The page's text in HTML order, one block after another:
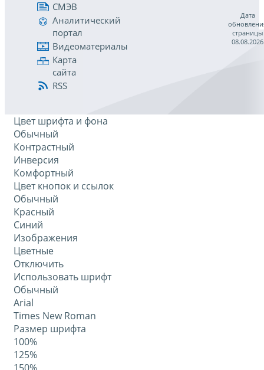
СМЭВ
Аналитический
портал
Видеоматериалы
Карта
сайта
RSS
Дата
страницы
08.08.2026
Цвет шрифта и фона
Обычный
Контрастный
Инверсия
Комфортный
Цвет кнопок и ссылок
Обычный
Красный
Синий
Изображения
Цветные
Отключить
Использовать шрифт
Обычный
Arial
Times New Roman
Размер шрифта
100%
125%